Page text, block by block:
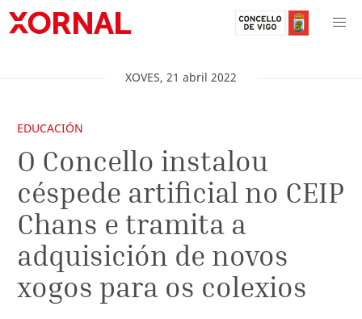
XOVES, 21 abril 2022
EDUCACIÓN
O Concello instalou
céspede artificial no CEIP
Chans e tramita a
adquisición de novos
xogos para os colexios